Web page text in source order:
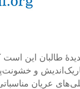
طالبان این
و
عریان